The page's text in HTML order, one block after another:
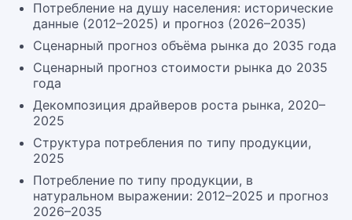
Потребление на душу населения: исторические
данные (2012–2025) и прогноз (2026–2035)
Сценарный прогноз объёма рынка до 2035 года
Сценарный прогноз стоимости рынка до 2035
года
Декомпозиция драйверов роста рынка, 2020–
2025
Структура потребления по типу продукции,
2025
Потребление по типу продукции, в
натуральном выражении: 2012–2025 и прогноз
2026–2035